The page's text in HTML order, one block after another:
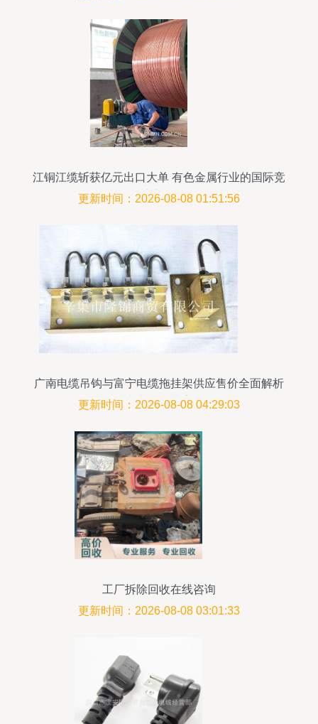
江铜江缆斩获亿元出口大单 有色金属行业的国际竞
争力新标杆
更新时间：2026-08-08 01:51:56
广南电缆吊钩与富宁电缆拖挂架供应售价全面解析
——助力电缆经营高效布局
更新时间：2026-08-08 04:29:03
工厂拆除回收在线咨询
更新时间：2026-08-08 03:01:33